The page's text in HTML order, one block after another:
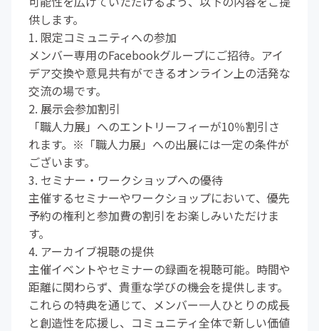
供します。
1. 限定コミュニティへの参加
メンバー専用のFacebookグループにご招待。アイ
デア交換や意見共有ができるオンライン上の活発な
交流の場です。
2. 展示会参加割引
「職人力展」へのエントリーフィーが10％割引さ
れます。※「職人力展」への出展には一定の条件が
ございます。
3. セミナー・ワークショップへの優待
主催するセミナーやワークショップにおいて、優先
予約の権利と参加費の割引をお楽しみいただけま
す。
4. アーカイブ視聴の提供
主催イベントやセミナーの録画を視聴可能。時間や
距離に関わらず、貴重な学びの機会を提供します。
これらの特典を通じて、メンバー一人ひとりの成長
と創造性を応援し、コミュニティ全体で新しい価値